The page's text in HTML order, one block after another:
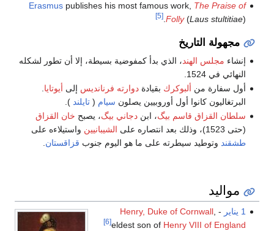
Erasmuspublishes his most famous work, The Praise of
Folly(Laus stultitiae).
[5]
مجهولة التاريخ
إنشاء مجلس الهند، الذي بدأ كمفوضية بسيطة، إلا أن تطور لشكله
النهائي في 1524.
أول سفارة من ألبوكرك بقيادةدوارته فرنانديس إلى أيوتايا
البرتغاليون كانوا أول أوروبيين يصلون سيام (تايلند ).
سلطان القزاق قاسم بيگ، ابندجاني بيگ، يصبح خان القزاق
(حتى 1523)، وذلك بعد انتصاره على
الشيبانيين واستيلاءه على
طشقند وتوطيد سيطرته على ما هو اليوم جنوب قزاقستان.
مواليد
1 يناير -
Henry, Duke of Cornwall,
eldest son of Henry VIII of England
[6]